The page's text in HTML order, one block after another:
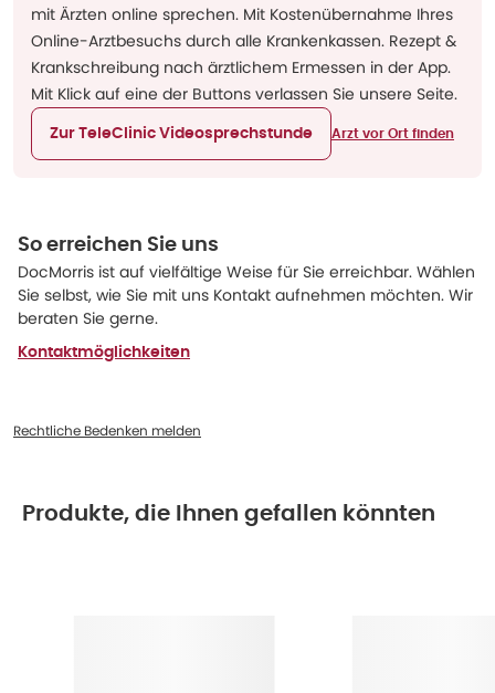
mit Ärzten online sprechen. Mit Kostenübernahme Ihres
Online-Arztbesuchs durch alle Krankenkassen. Rezept &
Krankschreibung nach ärztlichem Ermessen in der App.
Mit Klick auf eine der Buttons verlassen Sie unsere Seite.
Zur TeleClinic Videosprechstunde Arzt vor Ort finden
So erreichen Sie uns
DocMorris ist auf vielfältige Weise für Sie erreichbar. Wählen
Sie selbst, wie Sie mit uns Kontakt aufnehmen möchten. Wir
beraten Sie gerne.
Kontaktmöglichkeiten
Rechtliche Bedenken melden
Produkte, die Ihnen gefallen könnten